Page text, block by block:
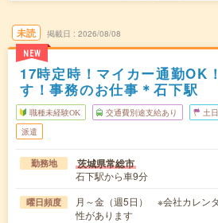
未読
NEW
掲載日 2026/08/08
17時定時！マイカー通勤OK
す！事務のお仕事＊石下駅
職種未経験OK 交通費別途支給あり 土
派遣
勤務地 茨城県常総市
石下駅から車9分
曜日頻度
月～金（週5日） ※会社カレン
性があります